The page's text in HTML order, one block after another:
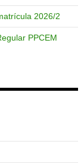
2026/2
PPCEM